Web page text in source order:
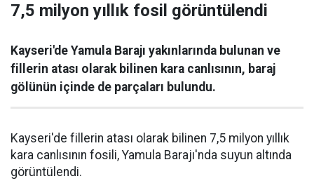
7,5 milyon yıllık fosil görüntülendi
Kayseri'de Yamula Barajı yakınlarında bulunan ve
fillerin atası olarak bilinen kara canlısının, baraj
gölünün içinde de parçaları bulundu.
Kayseri'de fillerin atası olarak bilinen 7,5 milyon yıllık
kara canlısının fosili, Yamula Barajı'nda suyun altında
görüntülendi.